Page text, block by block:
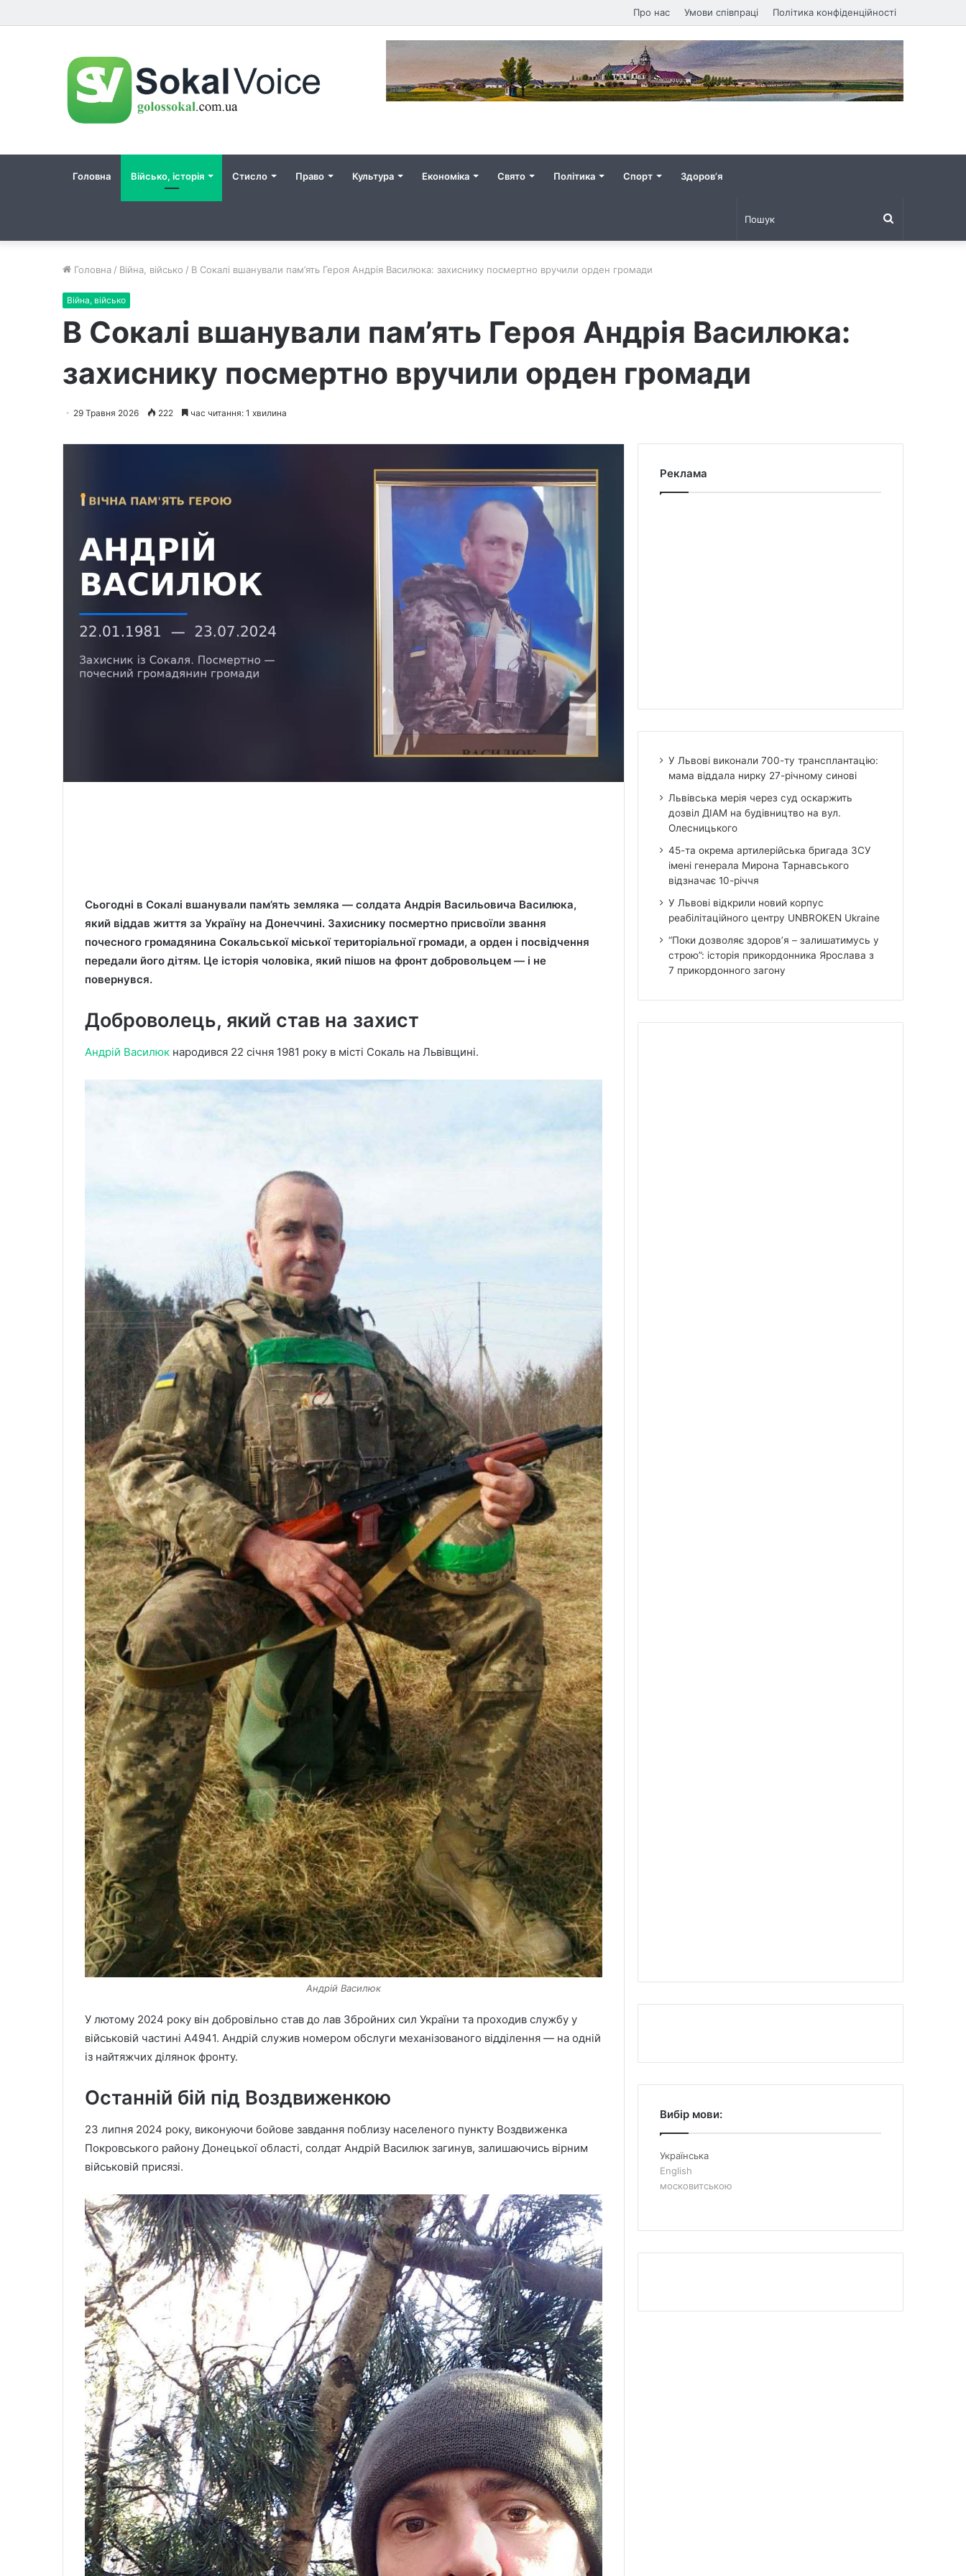
Про нас Умови співпраці Політика конфіденційності
Головна Військо, історія Стисло Право Культура Економіка Свято Політика Спорт Здоров’я
Головна / Війна, військо / В Сокалі вшанували пам’ять Героя Андрія Василюка: захиснику посмертно вручили орден громади
Війна, військо
В Сокалі вшанували пам’ять Героя Андрія Василюка:
захиснику посмертно вручили орден громади
29 Травня 2026 222 час читання: 1 хвилина
Сьогодні в Сокалі вшанували пам’ять земляка — солдата Андрія Васильовича Василюка,
який віддав життя за Україну на Донеччині. Захиснику посмертно присвоїли звання
почесного громадянина Сокальської міської територіальної громади, а орден і посвідчення
передали його дітям. Це історія чоловіка, який пішов на фронт добровольцем — і не
повернувся.
Доброволець, який став на захист
Андрій Василюк народився 22 січня 1981 року в місті Сокаль на Львівщині.
Андрій Василюк
У лютому 2024 року він добровільно став до лав Збройних сил України та проходив службу у
військовій частині А4941. Андрій служив номером обслуги механізованого відділення — на одній
із найтяжчих ділянок фронту.
Останній бій під Воздвиженкою
23 липня 2024 року, виконуючи бойове завдання поблизу населеного пункту Воздвиженка
Покровського району Донецької області, солдат Андрій Василюк загинув, залишаючись вірним
військовій присязі.
Реклама
У Львові виконали 700-ту трансплантацію:
мама віддала нирку 27-річному синові
Львівська мерія через суд оскаржить
дозвіл ДІАМ на будівництво на вул.
Олесницького
45-та окрема артилерійська бригада ЗСУ
імені генерала Мирона Тарнавського
відзначає 10-річчя
У Львові відкрили новий корпус
реабілітаційного центру UNBROKEN Ukraine
“Поки дозволяє здоров’я – залишатимусь у
строю”: історія прикордонника Ярослава з
7 прикордонного загону
Вибір мови:
Українська
English
московитською